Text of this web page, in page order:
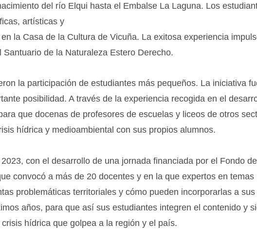
del río Elqui hasta el Embalse La Laguna. Los
artísticas y
la Casa de la Cultura de Vicuña. La exitosa experiencia
de la Naturaleza Estero Derecho.
la participación de estudiantes más pequeños. La iniciativa
posibilidad. A través de la experiencia recogida en el
que docenas de profesores de escuelas y liceos de otros
hídrica y medioambiental con sus propios alumnos.
con el desarrollo de una jornada financiada por el Fondo
convocó a más de 20 docentes y en la que expertos en temas
problemáticas territoriales y cómo pueden incorporarlas a sus
años, para que así sus estudiantes integren el contenido y
hídrica que golpea a la región y el país.